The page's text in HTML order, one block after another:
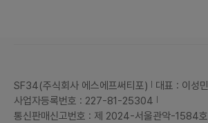
SF34(주식회사 에스에프써티포)
대표 : 이성민
사업자등록번호 : 227-81-25304
통신판매신고번호 : 제 2024-서울관악-1584호